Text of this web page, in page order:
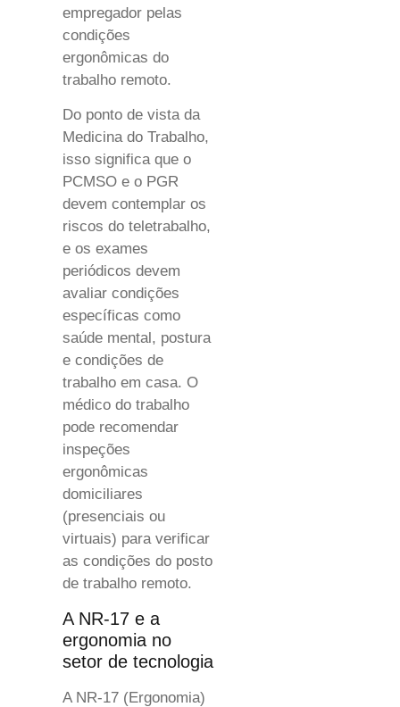
empregador pelas
condições
ergonômicas do
trabalho remoto.
Do ponto de vista da
Medicina do Trabalho,
isso significa que o
PCMSO e o PGR
devem contemplar os
riscos do teletrabalho,
e os exames
periódicos devem
avaliar condições
específicas como
saúde mental, postura
e condições de
trabalho em casa. O
médico do trabalho
pode recomendar
inspeções
ergonômicas
domiciliares
(presenciais ou
virtuais) para verificar
as condições do posto
de trabalho remoto.
A NR-17 e a
ergonomia no
setor de tecnologia
A NR-17 (Ergonomia)